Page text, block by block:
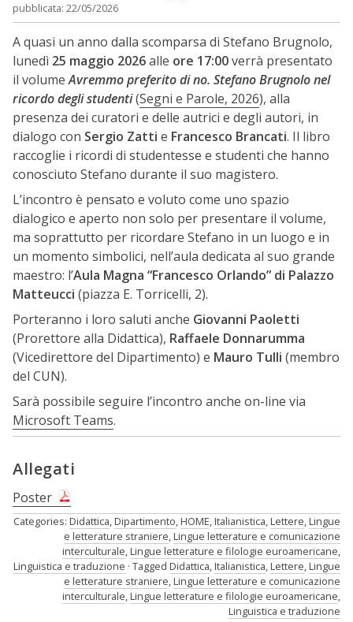
pubblicata: 22/05/2026
A quasi un anno dalla scomparsa di Stefano Brugnolo,
lunedì 25 maggio 2026alle ore 17:00verrà presentato
il volumeAvremmo preferito di no. Stefano Brugnolo nel
ricordo degli studenti(Segni e Parole, 2026), alla
presenza dei curatori e delle autrici e degli autori, in
dialogo con Sergio Zatti e Francesco Brancati. Il libro
raccoglie i ricordi di studentesse e studenti che hanno
conosciuto Stefano durante il suo magistero.
L’incontro è pensato e voluto come uno spazio
dialogico e aperto non solo per presentare il volume,
ma soprattutto per ricordare Stefano in un luogo e in
un momento simbolici, nell’aula dedicata al suo grande
maestro: l’Aula Magna “Francesco Orlando” di Palazzo
Matteucci (piazza E. Torricelli, 2).
Porteranno i loro saluti anche Giovanni Paoletti
(Prorettore alla Didattica), Raffaele Donnarumma
(Vicedirettore del Dipartimento) e Mauro Tulli (membro
del CUN).
Sarà possibile seguire l’incontro anche on-line via
Microsoft Teams.
Allegati
Poster
Categories: Didattica,Dipartimento,HOME,Italianistica,Lettere,Lingue
e letterature straniere,Lingue letterature e comunicazione
interculturale,Lingue letterature e filologie euroamericane,
Linguistica e traduzione Tagged Didattica,Italianistica,Lettere,Lingue
e letterature straniere,Lingue letterature e comunicazione
interculturale,Lingue letterature e filologie euroamericane,
Linguistica e traduzione